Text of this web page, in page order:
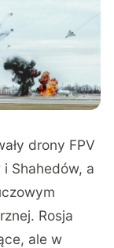
drony FPV
Shahedów, a
Rosja
ale w